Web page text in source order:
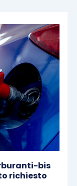
bis
richiesto